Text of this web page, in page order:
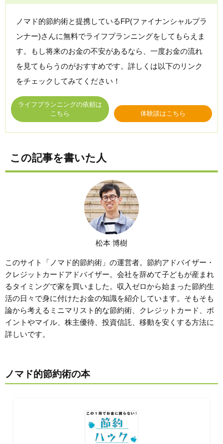
ノマド的節約術と提携しているFP(ファイナンシャルプラ
ンナー)さんに無料でライフプランニングをしてもらえま
す。もし将来のお金の不安があるなら、一度お金の流れ
を見てもらうのがおすすめです。詳しくは以下のリンク
をチェックしてみてください！
ライフプランニングの依頼は
こちら
体験談はこちら
この記事を書いた人
松本 博樹
このサイト「ノマド的節約術」の運営者。節約アドバイザー・
クレジットカードアドバイザー。会社を辞めて子どもが産まれ
るタイミングで家を買いました。収入ゼロから始まった節約生
活の日々で身に付けたお金の知識を紹介しています。そもそも
論から考えるミニマリスト的な節約術、クレジットカード、ポ
イントやマイル、株主優待、投資信託、移動を安くする方法に
詳しいです。
ノマド的節約術の本